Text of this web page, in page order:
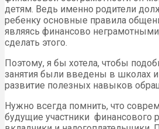
детям. Ведь именно родители
ребенку основные правила
являясь финансово
сделать этого.
Поэтому, я бы хотела, чтобы
занятия были введены в школах
развитие полезных навыков
Нужно всегда помнить, что
будущие участники финансового